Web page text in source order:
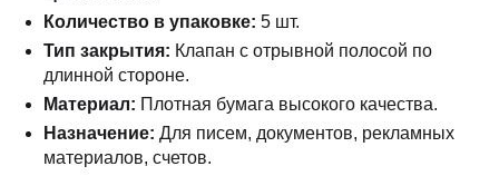
Количество в упаковке: 5 шт.
Тип закрытия: Клапан с отрывной полосой по
длинной стороне.
Материал: Плотная бумага высокого качества.
Назначение: Для писем, документов, рекламных
материалов, счетов.